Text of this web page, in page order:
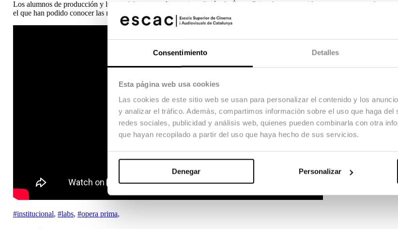
Consentimiento Detalles
Esta página web usa cookies
Las cookies de este sitio web se usan para personalizar el contenido y los
y analizar el tráfico. Además, compartimos información sobre el uso que haga
redes sociales, publicidad y análisis web, quienes pueden combinarla con otra
que hayan recopilado a partir del uso que haya hecho de sus servicios.
Denegar Personalizar
Los alumnos de producción y los participantes en la anterior edición de Ópera Prima han mantenido un encuentro con los
el que han podido conocer las novedades que se están impulsando.
#institucional, #labs, #opera prima,